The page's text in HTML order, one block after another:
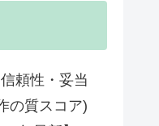
頼性・妥当
の質スコア)